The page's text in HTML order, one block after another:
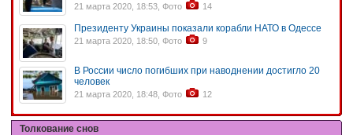
21 марта 2020, 18:53, Фото 14
Президенту Украины показали корабли НАТО в Одессе
21 марта 2020, 18:50, Фото 9
В России число погибших при наводнении достигло 20
человек
21 марта 2020, 18:48, Фото 12
Толкование снов